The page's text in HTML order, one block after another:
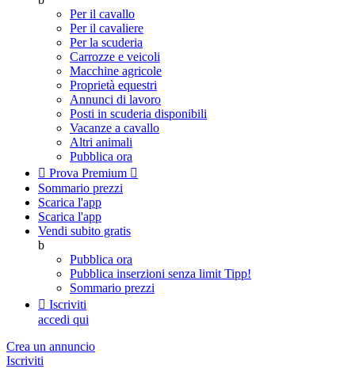
Per il cavallo
Per il cavaliere
Per la scuderia
Carrozze e veicoli
Macchine agricole
Proprietà equestri
Annunci di lavoro
Posti in scuderia disponibili
Vacanze a cavallo
Altri animali
Pubblica ora
 Prova Premium 
Sommario prezzi
Scarica l'app
Scarica l'app
Vendi subito gratis
b
Pubblica ora
Pubblica inserzioni senza limit Tipp!
Sommario prezzi
 Iscriviti
accedi qui
Crea un annuncio
Iscriviti